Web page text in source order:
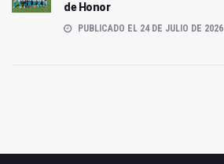
de Honor
PUBLICADO EL 24 DE JULIO DE 2026